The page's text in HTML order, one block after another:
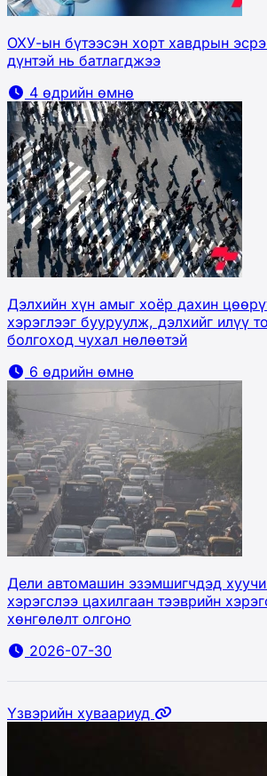
ОХУ-ын бүтээсэн хорт хавдрын
дүнтэй нь батлагджээ
4 өдрийн өмнө
Дэлхийн хүн амыг хоёр дахин
хэрэглээг бууруулж, дэлхийг илүү
болгоход чухал нөлөөтэй
6 өдрийн өмнө
Дели автомашин эзэмшигчдэд
хэрэгслээ цахилгаан тээврийн
хөнгөлөлт олгоно
2026-07-30
Үзвэрийн хуваариуд